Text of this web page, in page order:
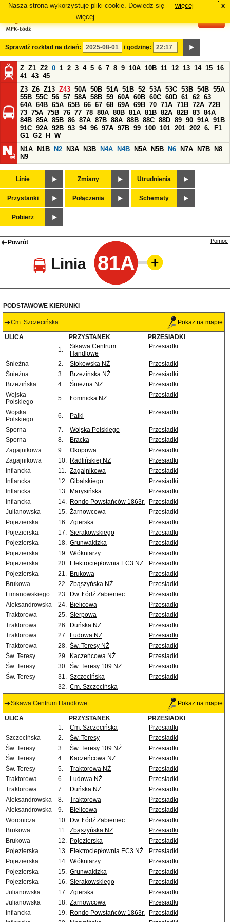
Nasza strona wykorzystuje pliki cookie. Dowiedz się
więcej.
więcej x
Sprawdź rozkład na dzień: i godzinę:
Z Z1 Z2 0 1 2 3 4 5 6 7 8 9 10A 10B 11 12 13 14 15 16
41 43 45
Z3 Z6 Z13 Z43 50A 50B 51A 51B 52 53A 53C 53B 54B 55A
55B 55C 56 57 58A 58B 59 60A 60B 60C 60D 61 62 63
64A 64B 65A 65B 66 67 68 69A 69B 70 71A 71B 72A 72B
73 75A 75B 76 77 78 80A 80B 81A 81B 82A 82B 83 84A
84B 85A 85B 86 87A 87B 88A 88B 88C 88D 89 90 91A 91B
91C 92A 92B 93 94 96 97A 97B 99 100 101 201 202 6.
F1
G1 G2 H
W
N1A
N1B N2 N3A N3B N4A N4B N5A N5B N6 N7A N7B
N8
N9
Linie Zmiany Utrudnienia
Przystanki Połączenia Schematy
Pobierz
Powrót
Linia 81A
Pomoc
PODSTAWOWE KIERUNKI
Cm. Szczecińska Pokaż na mapie
ULICA PRZYSTANEK
PRZESIADKI
1.
Sikawa Centrum
Handlowe
Przesiadki
Śnieżna 2. Stokowska NŻ
Przesiadki
Śnieżna
3. Brzezińska NŻ
Przesiadki
Brzezińska
4. Śnieżna NŻ
Przesiadki
Wojska
Polskiego
5. Łomnicka NŻ Przesiadki
Wojska
Polskiego
6. Palki Przesiadki
Sporna 7. Wojska Polskiego
Przesiadki
Sporna
8. Bracka
Przesiadki
Zagajnikowa
9. Okopowa
Przesiadki
Zagajnikowa
10. Radlińskiej NŻ
Przesiadki
Inflancka
11. Zagajnikowa
Przesiadki
Inflancka
12. Gibalskiego
Przesiadki
Inflancka
13. Marysińska
Przesiadki
Inflancka
14. Rondo Powstańców 1863r.
Przesiadki
Julianowska
15. Żarnowcowa
Przesiadki
Pojezierska
16. Zgierska
Przesiadki
Pojezierska
17. Sierakowskiego
Przesiadki
Pojezierska
18. Grunwaldzka
Przesiadki
Pojezierska
19. Włókniarzy
Przesiadki
Pojezierska
20. Elektrociepłownia EC3 NŻ
Przesiadki
Pojezierska
21. Brukowa
Przesiadki
Brukowa
22. Zbąszyńska NŻ
Przesiadki
Limanowskiego
23. Dw. Łódź Żabieniec
Przesiadki
Aleksandrowska
24. Bielicowa
Przesiadki
Traktorowa
25. Sierpowa
Przesiadki
Traktorowa
26. Duńska NŻ
Przesiadki
Traktorowa
27. Ludowa NŻ
Przesiadki
Traktorowa
28. Św. Teresy NŻ
Przesiadki
Św. Teresy
29. Kaczeńcowa NŻ
Przesiadki
Św. Teresy
30. Św. Teresy 109 NŻ
Przesiadki
Św. Teresy
31. Szczecińska
Przesiadki
32. Cm. Szczecińska
Sikawa Centrum Handlowe Pokaż na mapie
ULICA PRZYSTANEK
PRZESIADKI
1.
Cm. Szczecińska
Przesiadki
Szczecińska
2. Św. Teresy
Przesiadki
Św. Teresy
3. Św. Teresy 109 NŻ
Przesiadki
Św. Teresy
4. Kaczeńcowa NŻ
Przesiadki
Św. Teresy
5. Traktorowa NŻ
Przesiadki
Traktorowa
6. Ludowa NŻ
Przesiadki
Traktorowa
7. Duńska NŻ
Przesiadki
Aleksandrowska
8. Traktorowa
Przesiadki
Aleksandrowska
9. Bielicowa
Przesiadki
Woronicza
10. Dw. Łódź Żabieniec
Przesiadki
Brukowa
11. Zbąszyńska NŻ
Przesiadki
Brukowa
12. Pojezierska
Przesiadki
Pojezierska
13. Elektrociepłownia EC3 NŻ
Przesiadki
Pojezierska
14. Włókniarzy
Przesiadki
Pojezierska
15. Grunwaldzka
Przesiadki
Pojezierska
16. Sierakowskiego
Przesiadki
Julianowska
17. Zgierska
Przesiadki
Julianowska
18. Żarnowcowa
Przesiadki
Inflancka
19. Rondo Powstańców 1863r.
Przesiadki